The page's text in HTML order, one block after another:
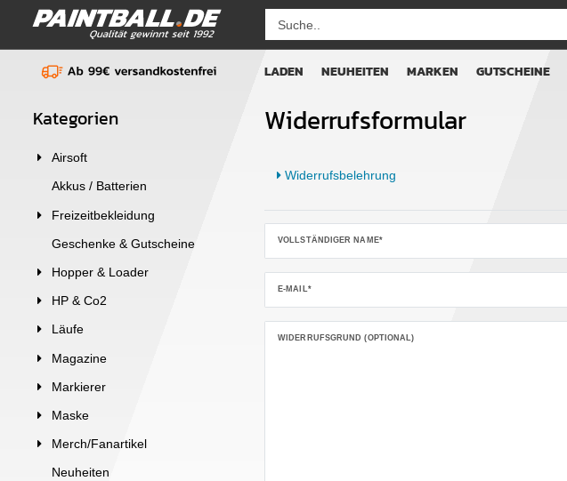
LADEN NEUHEITEN MARKEN GUTSCHEINE
Kategorien
Airsoft
Akkus / Batterien
Freizeitbekleidung
Geschenke & Gutscheine
Hopper & Loader
HP & Co2
Läufe
Magazine
Markierer
Maske
Merch/Fanartikel
Neuheiten
Widerrufsformular
Widerrufsbelehrung
VOLLSTÄNDIGER NAME*
E-MAIL*
WIDERRUFSGRUND (OPTIONAL)